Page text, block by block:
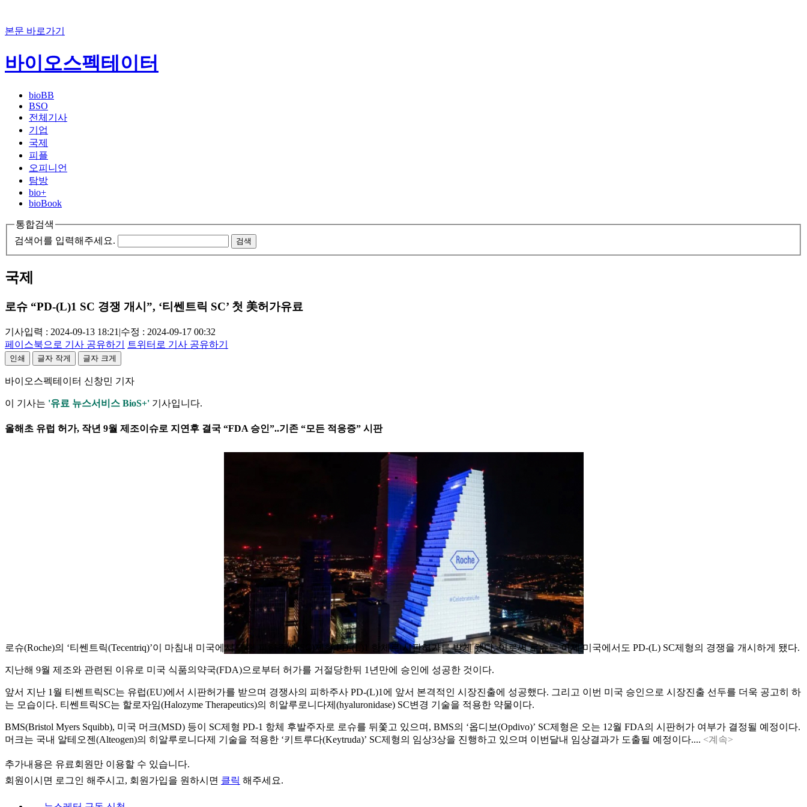
본문 바로가기
바이오스펙테이터
bioBB
BSO
전체기사
기업
국제
피플
오피니언
탐방
bio+
bioBook
통합검색
검색어를 입력해주세요.
검색
국제
로슈 “PD-(L)1 SC 경쟁 개시”, ‘티쎈트릭 SC’ 첫 美허가유료
기사입력 : 2024-09-13 18:21 |수정 : 2024-09-17 00:32
페이스북으로 기사 공유하기
트위터로 기사 공유하기
인쇄 글자 작게 글자 크게
바이오스펙테이터 신창민 기자
이 기사는 '유료 뉴스서비스 BioS+' 기사입니다.
올해초 유럽 허가, 작년 9월 제조이슈로 지연후 결국 “FDA 승인”..기존 “모든 적응증” 시판
로슈(Roche)의 ‘티쎈트릭(Tecentriq)’이 마침내 미국에서도 첫 피하주사(SC)제형 PD-(L)1 항체로 시판허가를 받게 됐다. 이로써 로슈는 이제 미국에서도 PD-(L) SC제형의 경쟁을 개시하게 됐다.
지난해 9월 제조와 관련된 이유로 미국 식품의약국(FDA)으로부터 허가를 거절당한뒤 1년만에 승인에 성공한 것이다.
앞서 지난 1월 티쎈트릭SC는 유럽(EU)에서 시판허가를 받으며 경쟁사의 피하주사 PD-(L)1에 앞서 본격적인 시장진출에 성공했다. 그리고 이번 미국 승인으로 시장진출 선두를 더욱 공고히 하
는 모습이다. 티쎈트릭SC는 할로자임(Halozyme Therapeutics)의 히알루로니다제(hyaluronidase) SC변경 기술을 적용한 약물이다.
BMS(Bristol Myers Squibb), 미국 머크(MSD) 등이 SC제형 PD-1 항체 후발주자로 로슈를 뒤쫓고 있으며, BMS의 ‘옵디보(Opdivo)’ SC제형은 오는 12월 FDA의 시판허가 여부가 결정될 예정이다.
머크는 국내 알테오젠(Alteogen)의 히알루로니다제 기술을 적용한 ‘키트루다(Keytruda)’ SC제형의 임상3상을 진행하고 있으며 이번달내 임상결과가 도출될 예정이다.... <계속>
추가내용은 유료회원만 이용할 수 있습니다.
회원이시면 로그인 해주시고, 회원가입을 원하시면 클릭 해주세요.